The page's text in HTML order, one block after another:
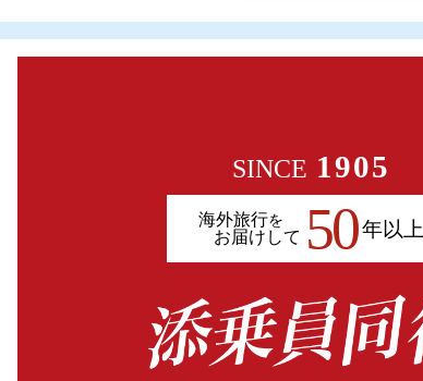
SINCE 1905
海外旅行を
お届けして 50年以上